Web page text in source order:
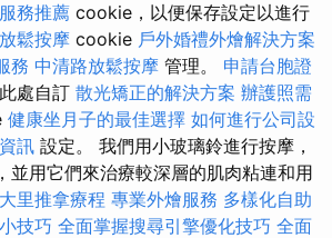
務推薦 cookie，以便保存設定以進行
鬆按摩 cookie 戶外婚禮外燴解決方案
務 中清路放鬆按摩 管理。 申請台胞證
處自訂 散光矯正的解決方案 辦護照需
健康坐月子的最佳選擇 如何進行公司設
訊 設定。 我們用小玻璃鈴進行按摩，
並用它們來治療較深層的肌肉粘連和用
大里推拿療程 專業外燴服務 多樣化自助
技巧 全面掌握搜尋引擎優化技巧 全面